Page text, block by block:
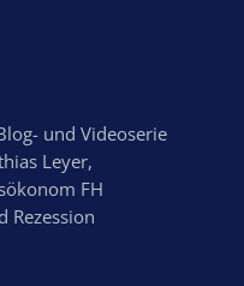
und Videoserie
Leyer,
FH
Rezession